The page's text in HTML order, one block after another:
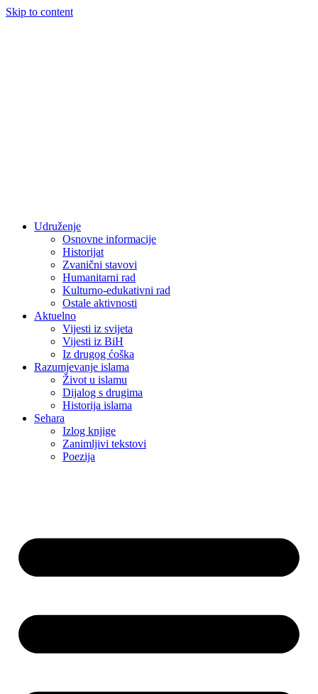
Skip to content
Udruženje
Osnovne informacije
Historijat
Zvanični stavovi
Humanitarni rad
Kulturno-edukativni rad
Ostale aktivnosti
Aktuelno
Vijesti iz svijeta
Vijesti iz BiH
Iz drugog ćoška
Razumjevanje islama
Život u islamu
Dijalog s drugima
Historija islama
Sehara
Izlog knjige
Zanimljivi tekstovi
Poezija